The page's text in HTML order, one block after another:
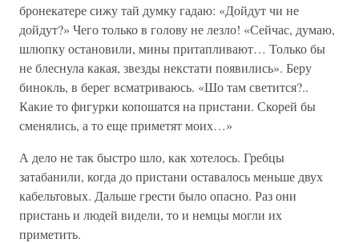
бронекатере сижу тай думку гадаю: «Дойдут чи не
дойдут?» Чего только в голову не лезло! «Сейчас, думаю,
шлюпку остановили, мины притапливают… Только бы
не блеснула какая, звезды некстати появились». Беру
бинокль, в берег всматриваюсь. «Шо там светится?..
Какие то фигурки копошатся на пристани. Скорей бы
сменялись, а то еще приметят моих…»
А дело не так быстро шло, как хотелось. Гребцы
затабанили, когда до пристани оставалось меньше двух
кабельтовых. Дальше грести было опасно. Раз они
пристань и людей видели, то и немцы могли их
приметить.